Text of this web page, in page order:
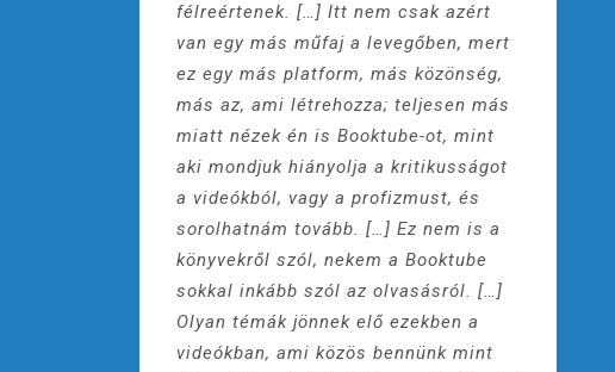
félreértenek. […] Itt nem csak azért
van egy más műfaj a levegőben, mert
ez egy más platform, más közönség,
más az, ami létrehozza; teljesen más
miatt nézek én is Booktube-ot, mint
aki mondjuk hiányolja a kritikusságot
a videókból, vagy a profizmust, és
sorolhatnám tovább. […] Ez nem is a
könyvekről szól, nekem a Booktube
sokkal inkább szól az olvasásról. […]
Olyan témák jönnek elő ezekben a
videókban, ami közös bennünk mint